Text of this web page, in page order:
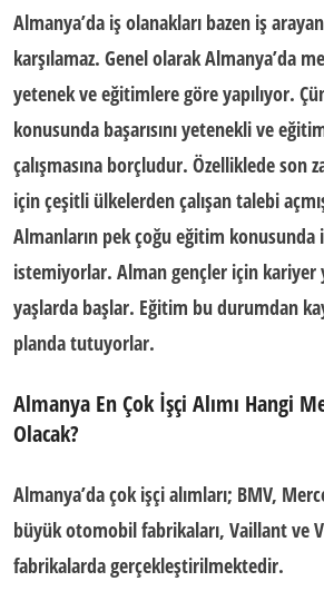
Almanya’da iş olanakları bazen iş
karşılamaz. Genel olarak Almanya’da
yetenek ve eğitimlere göre yapılıyor.
konusunda başarısını yetenekli ve
çalışmasına borçludur. Özelliklede son
için çeşitli ülkelerden çalışan talebi
Almanların pek çoğu eğitim konusunda
istemiyorlar. Alman gençler için kariyer
yaşlarda başlar. Eğitim bu durumdan
planda tutuyorlar.
Almanya En Çok İşçi Alımı Hangi
Olacak?
Almanya’da çok işçi alımları; BMV,
büyük otomobil fabrikaları, Vaillant ve
fabrikalarda gerçekleştirilmektedir.